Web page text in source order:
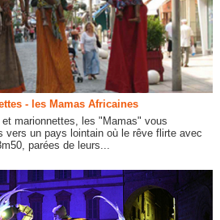
- les Mamas Africaines
marionnettes, les "Mamas" vous
vers un pays lointain où le rêve flirte avec
parées de leurs...